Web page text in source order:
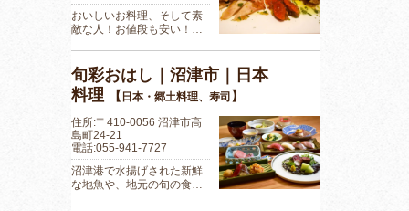
おいしいお料理、そして素
敵な人！お値段も安い！…
旬彩おはし｜沼津市｜日本
料理
【 日本・郷土料理、寿司 】
住所:〒410-0056 沼津市高
島町24-21
電話:055-941-7727
沼津港で水揚げされた新鮮
な地魚や、地元の旬の食…